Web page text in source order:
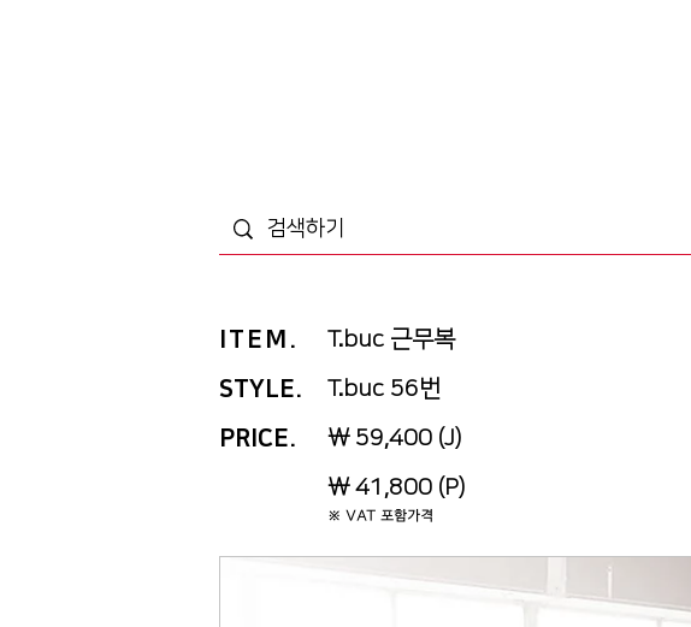
ITEM .
T.buc 근무복
STYLE.
T.buc 56번
PRICE.
※ VAT 포함가격
￦ 59,400 (J)
￦ 41,800 (P)